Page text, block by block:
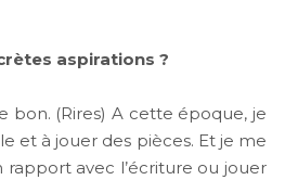
aspirations ?
bon. (Rires) A cette époque, je
et à jouer des pièces. Et je me
rapport avec l’écriture ou jouer